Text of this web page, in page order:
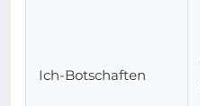
Ich-Botschaften